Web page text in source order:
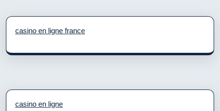
casino en ligne france
casino en ligne